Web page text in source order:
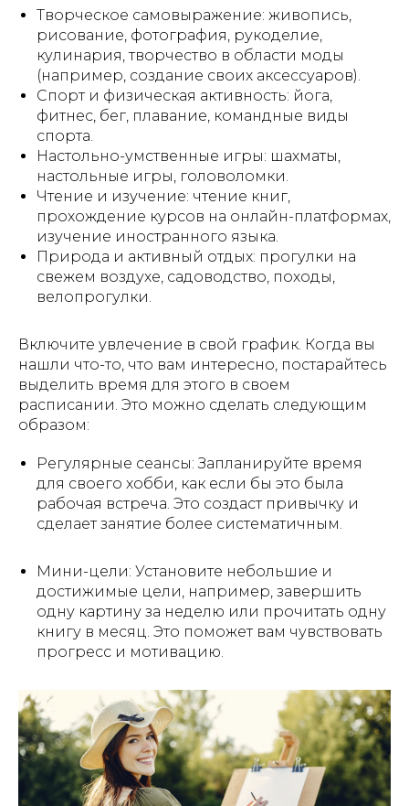
Творческое самовыражение: живопись,
рисование, фотография, рукоделие,
кулинария, творчество в области моды
(например, создание своих аксессуаров).
Спорт и физическая активность: йога,
фитнес, бег, плавание, командные виды
спорта.
Настольно-умственные игры: шахматы,
настольные игры, головоломки.
Чтение и изучение: чтение книг,
прохождение курсов на онлайн-платформах,
изучение иностранного языка.
Природа и активный отдых: прогулки на
свежем воздухе, садоводство, походы,
велопрогулки.
Включите увлечение в свой график. Когда вы
нашли что-то, что вам интересно, постарайтесь
выделить время для этого в своем
расписании. Это можно сделать следующим
образом:
Регулярные сеансы: Запланируйте время
для своего хобби, как если бы это была
рабочая встреча. Это создаст привычку и
сделает занятие более систематичным.
Мини-цели: Установите небольшие и
достижимые цели, например, завершить
одну картину за неделю или прочитать одну
книгу в месяц. Это поможет вам чувствовать
прогресс и мотивацию.
support@neuroboost.io
Задать вопрос
Документы
Мы используем файлы cookie, для персонализации
сервисов и повышения удобства пользования сайтом.
Если вы не согласны на их использование, поменяйте
настройки браузера.
Напишите нам!
Мы в социальных сетях:
Санкт-Петербург г, ул. Чапаева, д. 3, литера Б,
этаж 5, пом. 12Н, 197046
ООО «Инвест Портал». ИНН 7801558015. ОГРН
1117847434550
Образовательные услуги оказываются ООО «ИНВЕСТ
Образовательные услуги оказываются в соответствии с
Федеральным законом от 04.05.2011 № 99-ФЗ «О
лицензировании отдельных видов деятельности».
Стать партнером